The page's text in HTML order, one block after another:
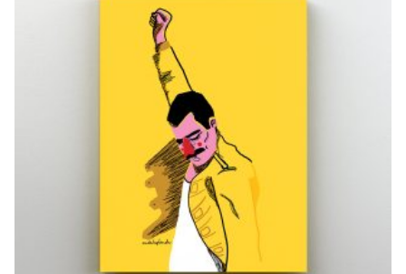
FREDY
€20,00